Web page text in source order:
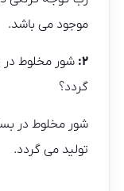
موجود می باشد.
۲: شور مخلوط
گردد؟
شور مخلوط در
تولید می گردد.